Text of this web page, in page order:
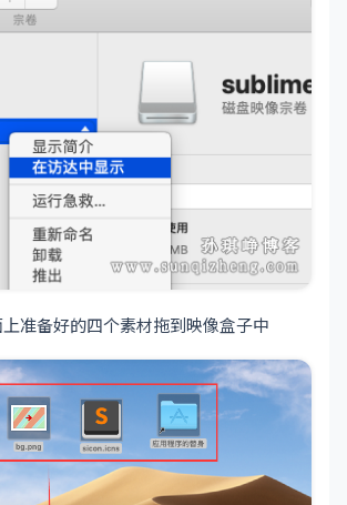
准备好的四个素材拖到映像盒子中